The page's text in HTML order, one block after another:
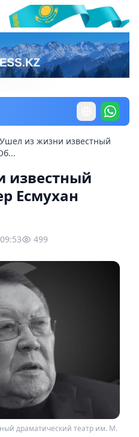
Ушел из жизни известный
известный
Есмухан
499
драматический театр им. М.